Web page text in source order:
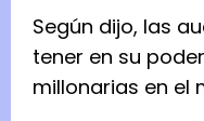
,
a
Según dijo, las
tener en su
millonarias en el